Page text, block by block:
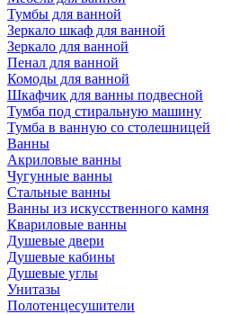
Тумбы для ванной
Зеркало шкаф для ванной
Зеркало для ванной
Пенал для ванной
Комоды для ванной
Шкафчик для ванны подвесной
Тумба под стиральную машину
Тумба в ванную со столешницей
Ванны
Акриловые ванны
Чугунные ванны
Стальные ванны
Ванны из искусственного камня
Квариловые ванны
Душевые двери
Душевые кабины
Душевые углы
Унитазы
Полотенцесушители